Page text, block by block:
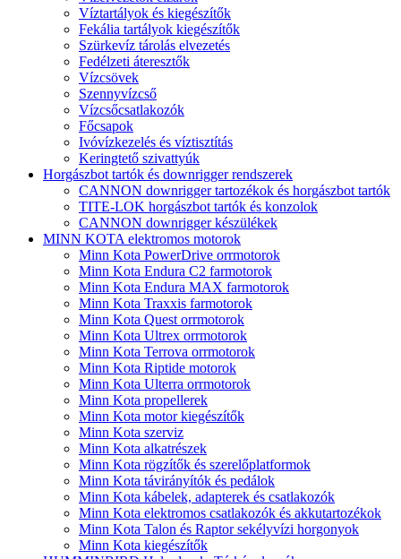
Víztartályok és kiegészítők
Fekália tartályok kiegészítők
Szürkevíz tárolás elvezetés
Fedélzeti áteresztők
Vízcsövek
Szennyvízcső
Vízcsőcsatlakozók
Főcsapok
Ivóvízkezelés és víztisztítás
Keringtető szivattyúk
Horgászbot tartók és downrigger rendszerek
CANNON downrigger tartozékok és horgászbot tartók
TITE-LOK horgászbot tartók és konzolok
CANNON downrigger készülékek
MINN KOTA elektromos motorok
Minn Kota PowerDrive orrmotorok
Minn Kota Endura C2 farmotorok
Minn Kota Endura MAX farmotorok
Minn Kota Traxxis farmotorok
Minn Kota Quest orrmotorok
Minn Kota Ultrex orrmotorok
Minn Kota Terrova orrmotorok
Minn Kota Riptide motorok
Minn Kota Ulterra orrmotorok
Minn Kota propellerek
Minn Kota motor kiegészítők
Minn Kota szerviz
Minn Kota alkatrészek
Minn Kota rögzítők és szerelőplatformok
Minn Kota távirányítók és pedálok
Minn Kota kábelek, adapterek és csatlakozók
Minn Kota elektromos csatlakozók és akkutartozékok
Minn Kota Talon és Raptor sekélyvízi horgonyok
Minn Kota kiegészítők